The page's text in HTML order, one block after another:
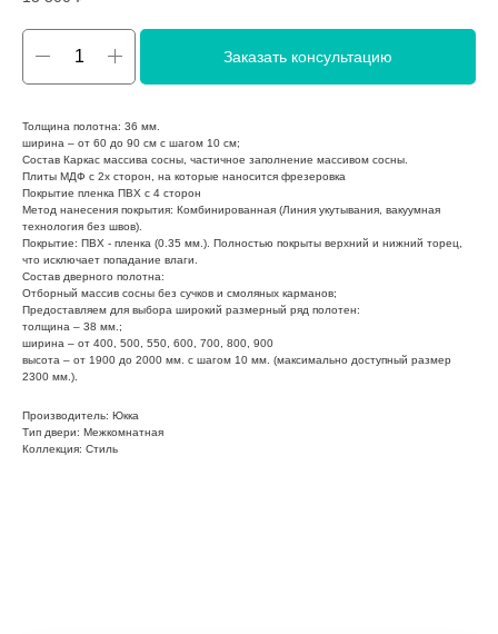
Заказать консультацию
Толщина полотна: 36 мм.
ширина – от 60 до 90 см с шагом 10 см;
Состав Каркас массива сосны, частичное заполнение массивом сосны.
Плиты МДФ с 2х сторон, на которые наносится фрезеровка
Покрытие пленка ПВХ с 4 сторон
Метод нанесения покрытия: Комбинированная (Линия укутывания, вакуумная
технология без швов).
Покрытие: ПВХ - пленка (0.35 мм.). Полностью покрыты верхний и нижний торец,
что исключает попадание влаги.
Состав дверного полотна:
Отборный массив сосны без сучков и смоляных карманов;
Предоставляем для выбора широкий размерный ряд полотен:
толщина – 38 мм.;
ширина – от 400, 500, 550, 600, 700, 800, 900
высота – от 1900 до 2000 мм. с шагом 10 мм. (максимально доступный размер
2300 мм.).
Производитель: Юкка
Тип двери: Межкомнатная
Коллекция: Стиль